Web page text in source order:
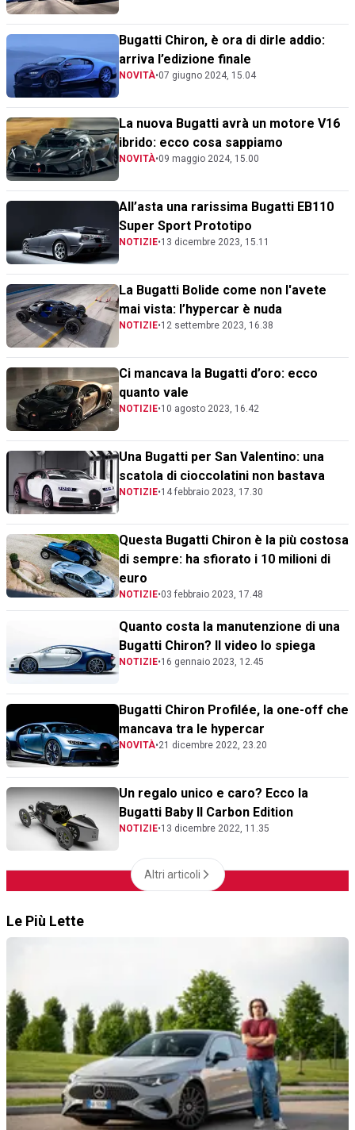
Bugatti Chiron, è ora di dirle addio:
arriva l’edizione finale
NOVITÀ•07 giugno 2024, 15.04
La nuova Bugatti avrà un motore V16
ibrido: ecco cosa sappiamo
NOVITÀ•09 maggio 2024, 15.00
All’asta una rarissima Bugatti EB110
Super Sport Prototipo
NOTIZIE•13 dicembre 2023, 15.11
La Bugatti Bolide come non l'avete
mai vista: l’hypercar è nuda
NOTIZIE•12 settembre 2023, 16.38
Ci mancava la Bugatti d’oro: ecco
quanto vale
NOTIZIE•10 agosto 2023, 16.42
Una Bugatti per San Valentino: una
scatola di cioccolatini non bastava
NOTIZIE•14 febbraio 2023, 17.30
Questa Bugatti Chiron è la più costosa
di sempre: ha sfiorato i 10 milioni di
euro
NOTIZIE•03 febbraio 2023, 17.48
Quanto costa la manutenzione di una
Bugatti Chiron? Il video lo spiega
NOTIZIE•16 gennaio 2023, 12.45
Bugatti Chiron Profilée, la one-off che
mancava tra le hypercar
NOVITÀ•21 dicembre 2022, 23.20
Un regalo unico e caro? Ecco la
Bugatti Baby II Carbon Edition
NOTIZIE•13 dicembre 2022, 11.35
Altri articoli
Le Più Lette